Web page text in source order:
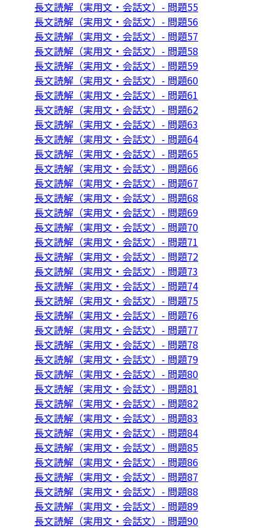
長文読解（実用文・会話文）- 問題55
長文読解（実用文・会話文）- 問題56
長文読解（実用文・会話文）- 問題57
長文読解（実用文・会話文）- 問題58
長文読解（実用文・会話文）- 問題59
長文読解（実用文・会話文）- 問題60
長文読解（実用文・会話文）- 問題61
長文読解（実用文・会話文）- 問題62
長文読解（実用文・会話文）- 問題63
長文読解（実用文・会話文）- 問題64
長文読解（実用文・会話文）- 問題65
長文読解（実用文・会話文）- 問題66
長文読解（実用文・会話文）- 問題67
長文読解（実用文・会話文）- 問題68
長文読解（実用文・会話文）- 問題69
長文読解（実用文・会話文）- 問題70
長文読解（実用文・会話文）- 問題71
長文読解（実用文・会話文）- 問題72
長文読解（実用文・会話文）- 問題73
長文読解（実用文・会話文）- 問題74
長文読解（実用文・会話文）- 問題75
長文読解（実用文・会話文）- 問題76
長文読解（実用文・会話文）- 問題77
長文読解（実用文・会話文）- 問題78
長文読解（実用文・会話文）- 問題79
長文読解（実用文・会話文）- 問題80
長文読解（実用文・会話文）- 問題81
長文読解（実用文・会話文）- 問題82
長文読解（実用文・会話文）- 問題83
長文読解（実用文・会話文）- 問題84
長文読解（実用文・会話文）- 問題85
長文読解（実用文・会話文）- 問題86
長文読解（実用文・会話文）- 問題87
長文読解（実用文・会話文）- 問題88
長文読解（実用文・会話文）- 問題89
長文読解（実用文・会話文）- 問題90